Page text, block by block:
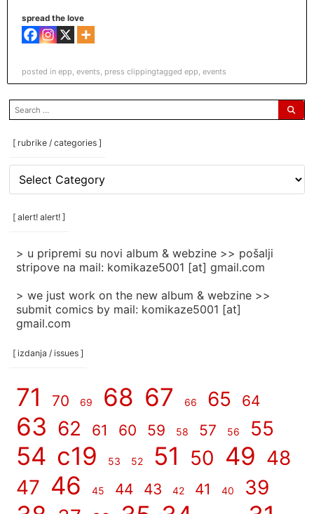
spread the love
posted in epp events press clippingtagged epp events
search
for:
[ rubrike / categories ]
rubrike
categories
[ alert! alert! ]
> u pripremi su novi album & webzine >> pošalji
stripove na mail: komikaze5001 [at] gmail.com
> we just work on the new album & webzine >>
submit comics by mail: komikaze5001 [at]
gmail.com
[ izdanja / issues ]
71 70 69 68 67 66 65 64
63 62 61 60 59 58 57 56 55
54 c19 53 52 51 50 49 48
47 46 45 44 43 42 41 40 39